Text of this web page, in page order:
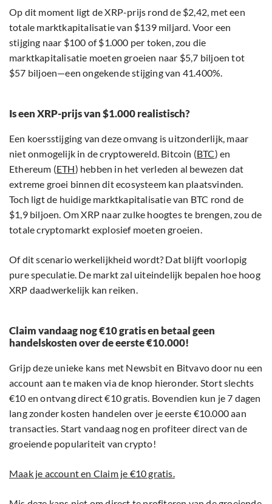
Op dit moment ligt de XRP-prijs rond de $2,42, met een
totale marktkapitalisatie van $139 miljard. Voor een
stijging naar $100 of $1.000 per token, zou die
marktkapitalisatie moeten groeien naar $5,7 biljoen tot
$57 biljoen—een ongekende stijging van 41.400%.
Is een XRP-prijs van $1.000 realistisch?
Een koersstijging van deze omvang is uitzonderlijk, maar
niet onmogelijk in de cryptowereld. Bitcoin (BTC) en
Ethereum (ETH) hebben in het verleden al bewezen dat
extreme groei binnen dit ecosysteem kan plaatsvinden.
Toch ligt de huidige marktkapitalisatie van BTC rond de
$1,9 biljoen. Om XRP naar zulke hoogtes te brengen, zou de
totale cryptomarkt explosief moeten groeien.
Of dit scenario werkelijkheid wordt? Dat blijft voorlopig
pure speculatie. De markt zal uiteindelijk bepalen hoe hoog
XRP daadwerkelijk kan reiken.
Claim vandaag nog €10 gratis en betaal geen
handelskosten over de eerste €10.000!
Grijp deze unieke kans met Newsbit en Bitvavo door nu een
account aan te maken via de knop hieronder. Stort slechts
€10 en ontvang direct €10 gratis. Bovendien kun je 7 dagen
lang zonder kosten handelen over je eerste €10.000 aan
transacties. Start vandaag nog en profiteer direct van de
groeiende populariteit van crypto!
Maak je account en Claim je €10 gratis.